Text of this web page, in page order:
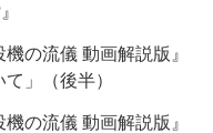
の流儀 動画解説版』
」（後半）
の流儀 動画解説版』